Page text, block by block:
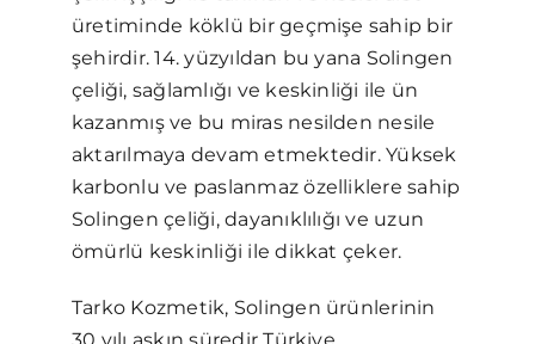
üretiminde köklü bir geçmişe sahip bir
şehirdir. 14. yüzyıldan bu yana Solingen
çeliği, sağlamlığı ve keskinliği ile ün
kazanmış ve bu miras nesilden nesile
aktarılmaya devam etmektedir. Yüksek
karbonlu ve paslanmaz özelliklere sahip
Solingen çeliği, dayanıklılığı ve uzun
ömürlü keskinliği ile dikkat çeker.
Tarko Kozmetik, Solingen ürünlerinin